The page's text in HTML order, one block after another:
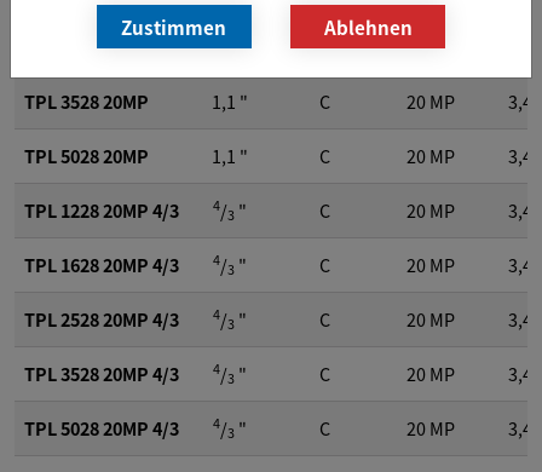
TPL 2528 20MP 1,1 " C 20MP
TPL 3528 20MP 1,1 " C 20 MP 3,45
TPL 5028 20MP 1,1 " C 20 MP 3,45
TPL 1228 20MP 4/3 4/3 " C 20 MP 3,45
TPL 1628 20MP 4/3 4/3 " C 20 MP 3,45
TPL 2528 20MP 4/3 4/3 " C 20 MP 3,45
TPL 3528 20MP 4/3 4/3 " C 20 MP 3,45
TPL 5028 20MP 4/3 4/3 " C 20 MP 3,45
Zustimmen Ablehnen